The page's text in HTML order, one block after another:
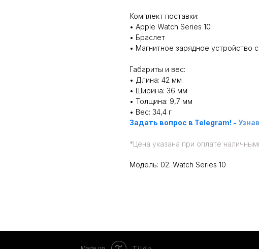
Комплект поставки:
• Apple Watch Series 10
• Браслет
• Магнитное зарядное устройство
Габариты и вес:
• Длина: 42 мм
• Ширина: 36 мм
• Толщина: 9,7 мм
• Вес: 34,4 г
Задать вопрос в Telegram! -
*Цена указана при оплате
Модель: 02. Watch Series 10